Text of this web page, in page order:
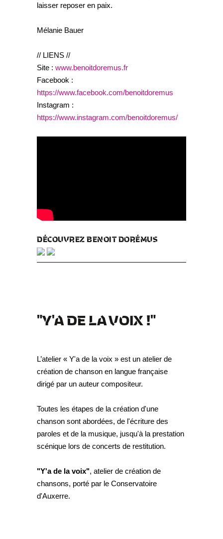
laisser reposer en paix.
Mélanie Bauer
// LIENS //
Site : www.benoitdoremus.fr
Facebook :
https://www.facebook.com/benoitdoremus
Instagram :
https://www.instagram.com/benoitdoremus/
DÉCOUVREZ BENOIT DORÉMUS
"Y'A DE LA VOIX !"
L’atelier « Y'a de la voix » est un atelier de
création de chanson en langue française
dirigé par un auteur compositeur.
Toutes les étapes de la création d'une
chanson sont abordées, de l'écriture des
paroles et de la musique, jusqu'à la prestation
scénique lors de concerts de restitution.
"Y'a de la voix", atelier de création de
chansons, porté par le Conservatoire
d'Auxerre.